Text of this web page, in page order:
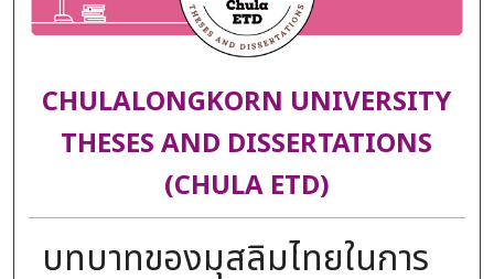
CHULALONGKORN UNIVERSITY
THESES AND DISSERTATIONS
(CHULA ETD)
บทบาทของมุสลิมไทยในการ